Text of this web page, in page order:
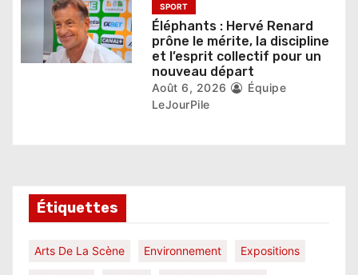
SPORT
Éléphants : Hervé Renard
prône le mérite, la discipline
et l’esprit collectif pour un
nouveau départ
Août 6, 2026
Équipe
LeJourPile
Étiquettes
Arts De La Scène Environnement Expositions